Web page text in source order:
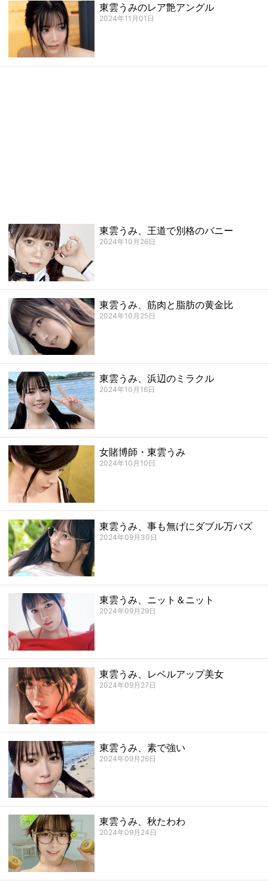
東雲うみのレア艶アングル
2024年11月01日
東雲うみ、王道で別格のバニー
2024年10月26日
東雲うみ、筋肉と脂肪の黄金比
2024年10月25日
東雲うみ、浜辺のミラクル
2024年10月16日
女賭博師・東雲うみ
2024年10月10日
東雲うみ、事も無げにダブル万バズ
2024年09月30日
東雲うみ、ニット＆ニット
2024年09月29日
東雲うみ、レベルアップ美女
2024年09月27日
東雲うみ、素で強い
2024年09月26日
東雲うみ、秋たわわ
2024年09月24日